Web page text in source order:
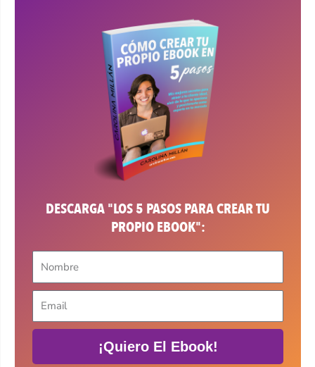
DESCARGA "LOS 5 PASOS PARA CREAR TU
PROPIO EBOOK":
¡Quiero El Ebook!